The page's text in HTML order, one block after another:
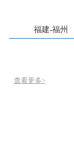
福建-福州
查看更多>